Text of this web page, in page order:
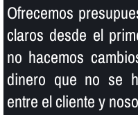
Ofrecemos
claros desde el
no hacemos
dinero que no se
entre el cliente y